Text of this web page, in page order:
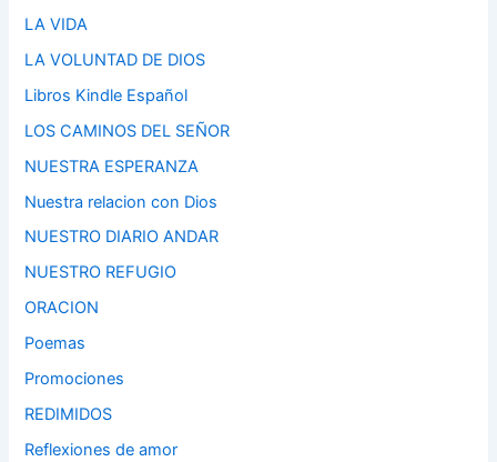
LA VIDA
LA VOLUNTAD DE DIOS
Libros Kindle Español
LOS CAMINOS DEL SEÑOR
NUESTRA ESPERANZA
Nuestra relacion con Dios
NUESTRO DIARIO ANDAR
NUESTRO REFUGIO
ORACION
Poemas
Promociones
REDIMIDOS
Reflexiones de amor